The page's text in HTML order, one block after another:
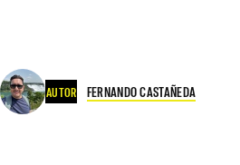
AUTOR FERNANDO CASTAÑEDA